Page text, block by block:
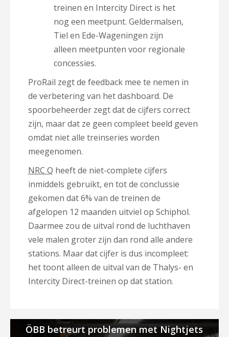
treinen en Intercity Direct is het
nog een meetpunt. Geldermalsen,
Tiel en Ede-Wageningen zijn
alleen meetpunten voor regionale
concessies.
ProRail zegt de feedback mee te nemen in
de verbetering van het dashboard. De
spoorbeheerder zegt dat de cijfers correct
zijn, maar dat ze geen compleet beeld geven
omdat niet alle treinseries worden
meegenomen.
NRC Q heeft de niet-complete cijfers
inmiddels gebruikt, en tot de conclussie
gekomen dat 6% van de treinen de
afgelopen 12 maanden uitviel op Schiphol.
Daarmee zou de uitval rond de luchthaven
vele malen groter zijn dan rond alle andere
stations. Maar dat cijfer is dus incompleet:
het toont alleen de uitval van de Thalys- en
Intercity Direct-treinen op dat station.
ÖBB betreurt problemen met Nightjets